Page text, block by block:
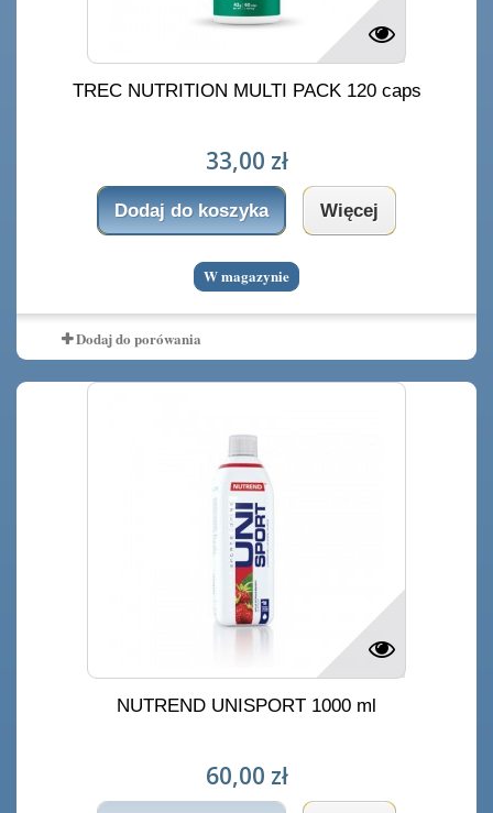
TREC NUTRITION MULTI PACK 120 caps
33,00 zł
Dodaj do koszyka Więcej
W magazynie
Dodaj do porówania
NUTREND UNISPORT 1000 ml
60,00 zł